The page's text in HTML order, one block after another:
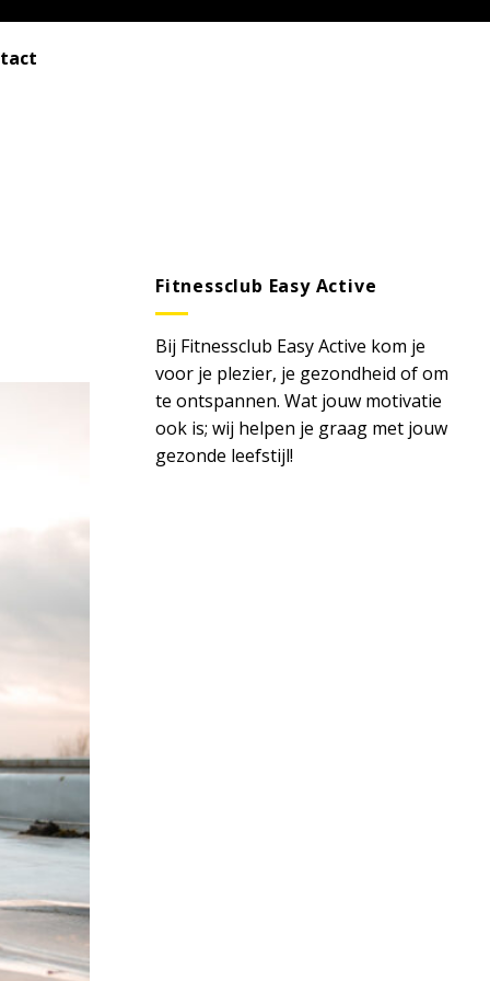
Fitnessclub Easy Active
Bij Fitnessclub Easy Active kom je
voor je plezier, je gezondheid of om
te ontspannen. Wat jouw motivatie
ook is; wij helpen je graag met jouw
gezonde leefstijl!